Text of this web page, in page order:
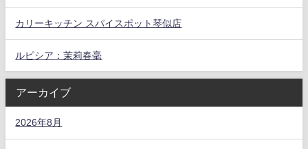
カリーキッチン スパイスポット琴似店
ルピシア：茉莉春毫
アーカイブ
2026年8月